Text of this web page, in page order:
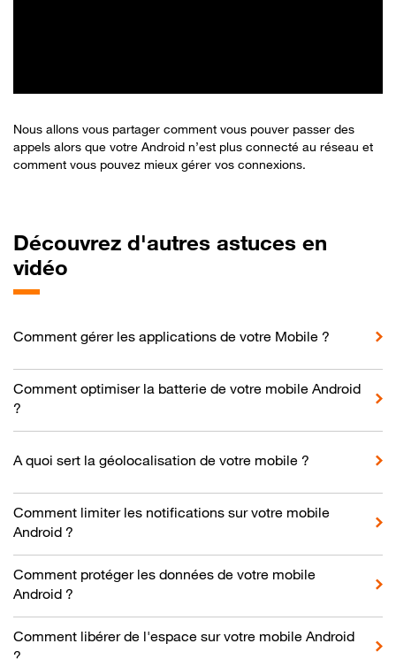
Nous allons vous partager comment vous pouver passer des
appels alors que votre Android n’est plus connecté au réseau et
comment vous pouvez mieux gérer vos connexions.
Découvrez d'autres astuces en
vidéo
Comment gérer les applications de votre Mobile ?
Comment optimiser la batterie de votre mobile Android
?
A quoi sert la géolocalisation de votre mobile ?
Comment limiter les notifications sur votre mobile
Android ?
Comment protéger les données de votre mobile
Android ?
Comment libérer de l'espace sur votre mobile Android